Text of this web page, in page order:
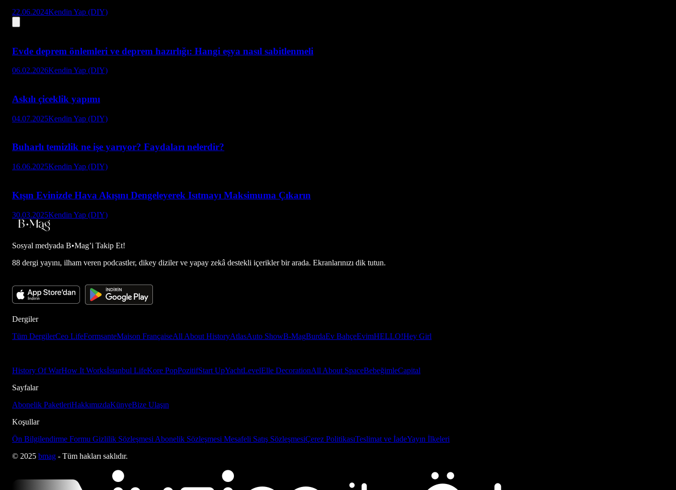
22.06.2024Kendin Yap (DIY)
Evde deprem önlemleri ve deprem hazırlığı: Hangi eşya nasıl sabitlenmeli
06.02.2026Kendin Yap (DIY)
Askılı çiceklik yapımı
04.07.2025Kendin Yap (DIY)
Buharlı temizlik ne işe yarıyor? Faydaları nelerdir?
16.06.2025Kendin Yap (DIY)
Kışın Evinizde Hava Akışını Dengeleyerek Isıtmayı Maksimuma Çıkarın
30.03.2025Kendin Yap (DIY)
Sosyal medyada B•Mag’i Takip Et!
88 dergi yayını, ilham veren podcastler, dikey diziler ve yapay zekâ destekli içerikler bir arada. Ekranlarınızı dik tutun.
Dergiler
Tüm DergilerCeo LifeFormsanteMaison FrançaiseAll About HistoryAtlasAuto ShowB-MagBurdaEv BahçeEvimHELLO!Hey Girl
History Of WarHow It Worksİstanbul LifeKore PopPozitifStart UpYachtLevelElle DecorationAll About SpaceBebeğimleCapital
Sayfalar
Abonelik PaketleriHakkımızdaKünyeBize Ulaşın
Koşullar
Ön Bilgilendirme Formu Gizlilik Sözleşmesi Abonelik Sözleşmesi Mesafeli Satış SözleşmesiÇerez PolitikasıTeslimat ve İadeYayın İlkeleri
© 2025 bmag - Tüm hakları saklıdır.